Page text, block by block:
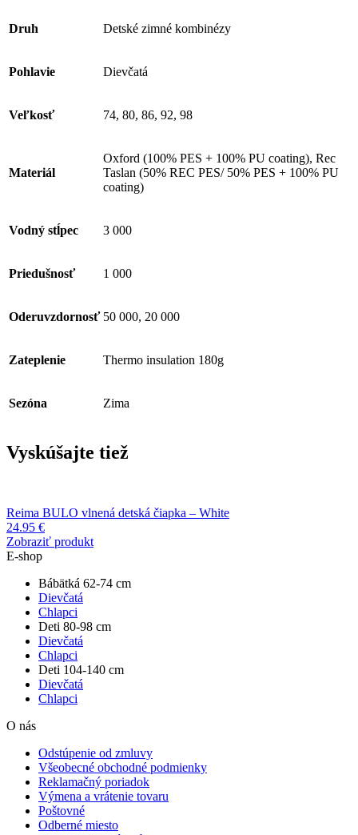
Druh Detské zimné kombinézy
Pohlavie Dievčatá
Veľkosť 74, 80, 86, 92, 98
Materiál
Oxford (100% PES + 100% PU coating), Rec
Taslan (50% REC PES/ 50% PES + 100% PU
coating)
Vodný stĺpec 3 000
Priedušnosť 1 000
Oderuvzdornosť 50 000, 20 000
Zateplenie Thermo insulation 180g
Sezóna Zima
Vyskúšajte tiež
Reima BULO vlnená detská čiapka – White
24.95 €
Zobraziť produkt
E-shop
Bábätká 62-74 cm
Dievčatá
Chlapci
Deti 80-98 cm
Dievčatá
Chlapci
Deti 104-140 cm
Dievčatá
Chlapci
O nás
Odstúpenie od zmluvy
Všeobecné obchodné podmienky
Reklamačný poriadok
Výmena a vrátenie tovaru
Poštovné
Odberné miesto